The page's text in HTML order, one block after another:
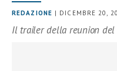
REDAZIONE | DICEMBRE 20,
Il trailer della reunion del